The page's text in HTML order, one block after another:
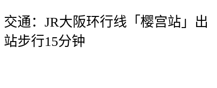
交通：JR大阪环行线「樱宫站」出
站步行15分钟